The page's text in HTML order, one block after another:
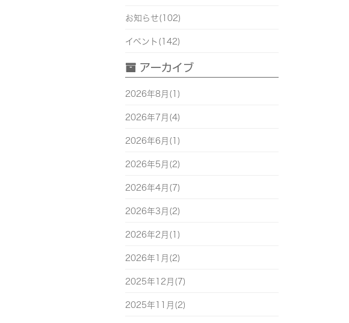
お知らせ(102)
イベント(142)
アーカイブ
2026年8月(1)
2026年7月(4)
2026年6月(1)
2026年5月(2)
2026年4月(7)
2026年3月(2)
2026年2月(1)
2026年1月(2)
2025年12月(7)
2025年11月(2)